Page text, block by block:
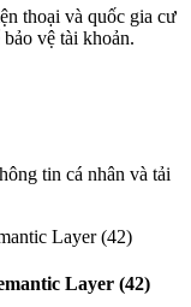
thoại và quốc gia cư
vệ tài khoản.
tin cá nhân và tải
Layer (42)